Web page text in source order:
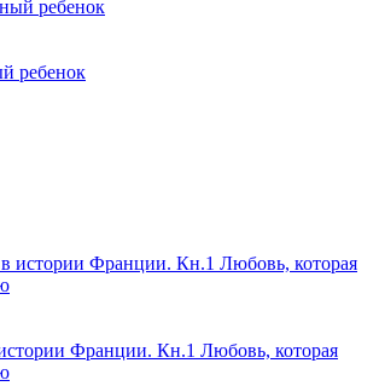
ребенок
Франции. Кн.1 Любовь, которая